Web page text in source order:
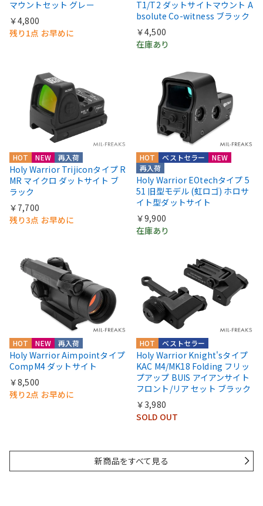
マウントセット グレー
￥4,800
残り1点 お早めに
T1/T2 ダットサイトマウント A
bsolute Co-witness ブラック
￥4,500
在庫あり
HOT NEW 再入荷
Holy Warrior Trijiconタイプ R
MR マイクロ ダットサイト ブ
ラック
￥7,700
残り3点 お早めに
HOT
NEW
再入荷
ベストセラー
Holy Warrior EOtechタイプ 5
51 旧型モデル (虹ロゴ) ホロサ
イト型ダットサイト
￥9,900
在庫あり
HOT NEW 再入荷
Holy Warrior Aimpointタイプ
CompM4 ダットサイト
￥8,500
残り2点 お早めに
HOT ベストセラー
Holy Warrior Knight'sタイプ
KAC M4/MK18 Folding フリッ
プアップ BUIS アイアンサイト
フロント/リア セット ブラック
￥3,980
SOLD OUT
新商品をすべて見る